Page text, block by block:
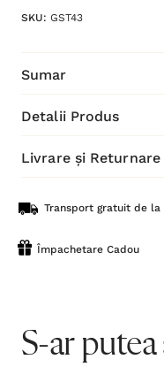
SKU: GST43
Sumar
Detalii Produs
Livrare și Returnare
Transport gratuit de la
Împachetare Cadou
S-ar